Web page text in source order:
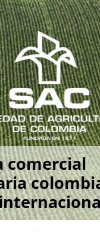
comercial